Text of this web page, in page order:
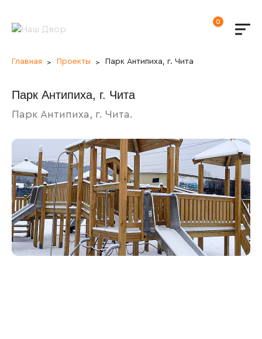
0
Главная Проекты Парк Антипиха, г. Чита
Парк Антипиха, г. Чита
Парк Антипиха, г. Чита.